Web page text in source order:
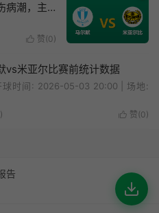
病潮，主
 赞(0)
vs米亚尔比赛前统计数据
时间: 2026-05-03 20:00 | 场地:
 赞(0)
告